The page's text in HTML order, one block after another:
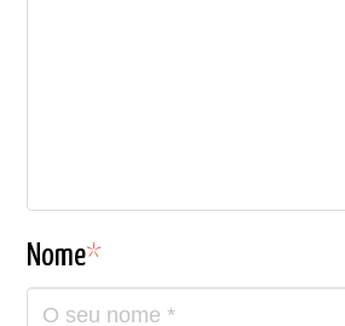
Nome*